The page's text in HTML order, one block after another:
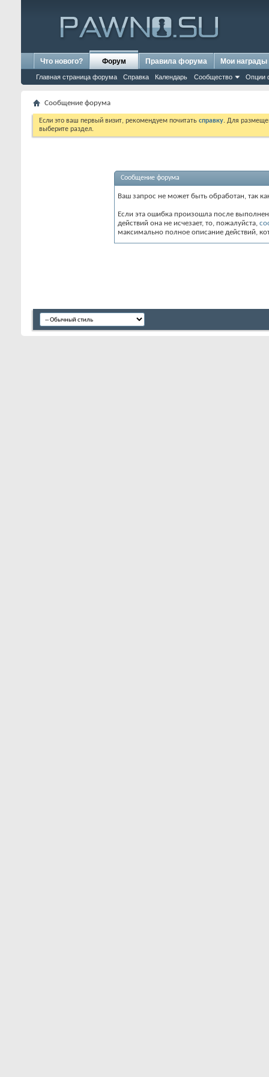
Что нового? Форум
Главная страница форума Справка Календарь Сообщество Опции
Правила форума Мои награды
Сообщение форума
Если это ваш первый визит, рекомендуем почитать справку. Для
выберите раздел.
Сообщение форума
Ваш запрос не может быть обработан, так
Если эта ошибка произошла после
действий она не исчезает, то, пожалуйста,
максимально полное описание действий,